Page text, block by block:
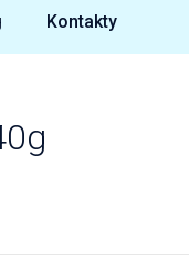
Kontakty